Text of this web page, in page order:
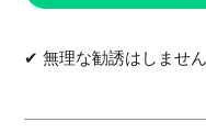
✔ 無理な勧誘はしません